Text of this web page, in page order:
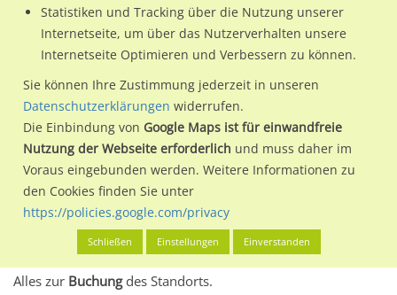
Nutze günstige Werbemöglichkeiten am Standort
Schwabenheimer Weg 3 querim Ortsteil Stadtmitte)in Bad
Kreuznach, Stadt.
Wir erheben für jede unserer Werbeflächen individuelle und
aktuelleStandortinformationenundLeistungswerte. Damit
kannst du dich schon vor der Buchung im Detail über den
Standort, seine Reichweite und Werbewirkung sowie
eventuelle Beschränkungen in den zugelassenen
Werbeinhalten informieren.
Alles klar? Dann findest du direkt im unteren Teil dieser Seite
Alles zur Buchungdes Standorts.
Statistiken und Tracking über die Nutzung unserer
Internetseite, um über das Nutzerverhalten unsere
Internetseite Optimieren und Verbessern zu können.
Sie können Ihre Zustimmung jederzeit in unseren
Datenschutzerklärungen widerrufen.
Die Einbindung von Google Maps ist für einwandfreie
Nutzung der Webseite erforderlich und muss daher im
Voraus eingebunden werden. Weitere Informationen zu
den Cookies finden Sie unter
https://policies.google.com/privacy
Schließen Einstellungen Einverstanden